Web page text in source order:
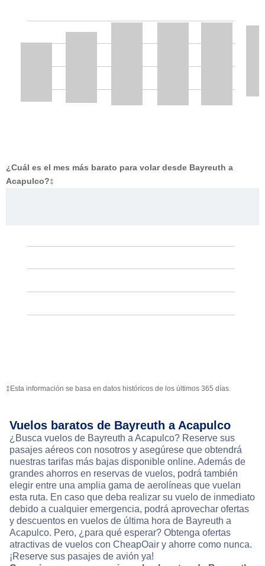
¿Cuál es el mes más barato para volar desde Bayreuth a
Acapulco?‡
‡Esta información se basa en datos históricos de los últimos 365 días.
Vuelos baratos de Bayreuth a Acapulco
¿Busca vuelos de Bayreuth a Acapulco? Reserve sus
pasajes aéreos con nosotros y asegúrese que obtendrá
nuestras tarifas más bajas disponible online. Además de
grandes ahorros en reservas de vuelos, podrá también
elegir entre una amplia gama de aerolíneas que vuelan
esta ruta. En caso que deba realizar su vuelo de inmediato
debido a cualquier emergencia, podrá aprovechar ofertas
y descuentos en vuelos de última hora de Bayreuth a
Acapulco. Pero, ¿para qué esperar? Obtenga ofertas
atractivas de vuelos con CheapOair y ahorre como nunca.
¡Reserve sus pasajes de avión ya!